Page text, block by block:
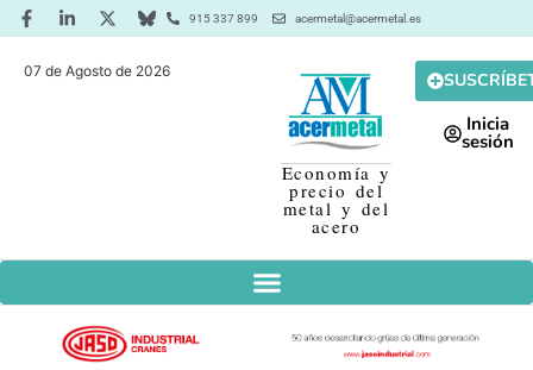
915 337 899 acermetal@acermetal.es
07 de Agosto de 2026
Economía y
precio del
metal y del
acero
Inicia
sesión